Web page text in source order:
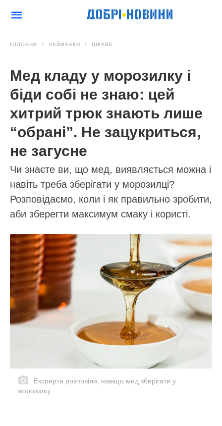
ГОЛОВНА ЛАЙФХАКИ ЦІКАВЕ
Мед кладу у морозилку і
біди собі не знаю: цей
хитрий трюк знають лише
“обрані”. Не зацукриться,
не загусне
Чи знаєте ви, що мед, виявляється можна і
навіть треба зберігати у морозилці?
Розповідаємо, коли і як правильно зробити,
аби зберегти максимум смаку і користі.
Експерти розповіли, навіщо мед зберігати у
морозилці